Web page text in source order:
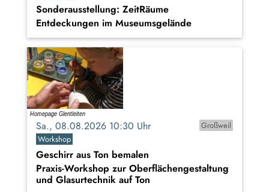
Sonderausstellung: ZeitRäume
Entdeckungen im Museumsgelände
Sa., 08.08.2026 10:30 Uhr
Großweil
Workshop
Geschirr aus Ton bemalen
Praxis-Workshop zur Oberflächengestaltung
und Glasurtechnik auf Ton